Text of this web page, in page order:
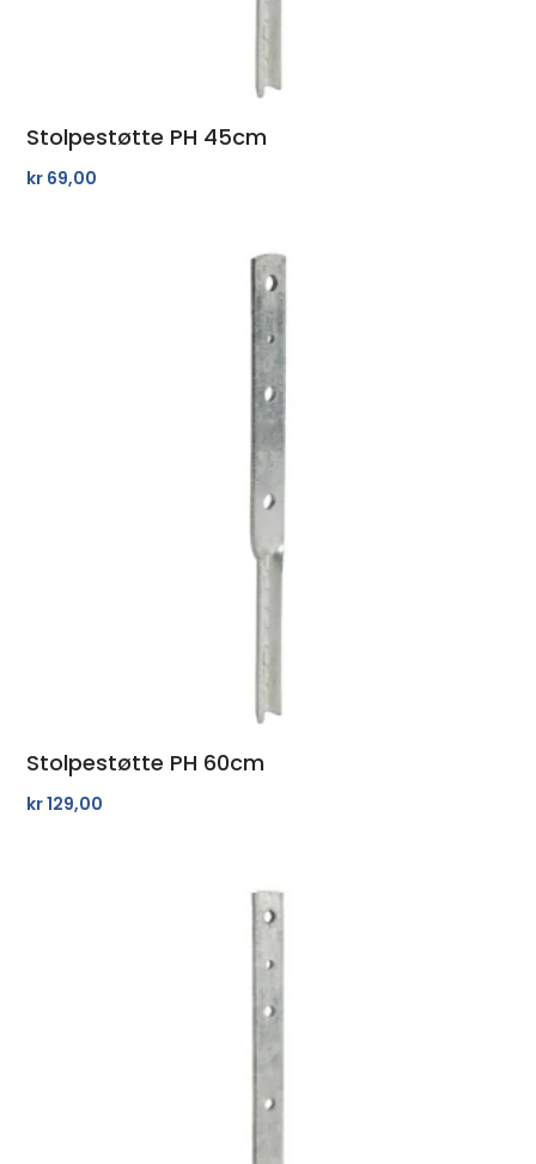
Stolpestøtte PH 45cm
kr 69,00
Stolpestøtte PH 60cm
kr129,00